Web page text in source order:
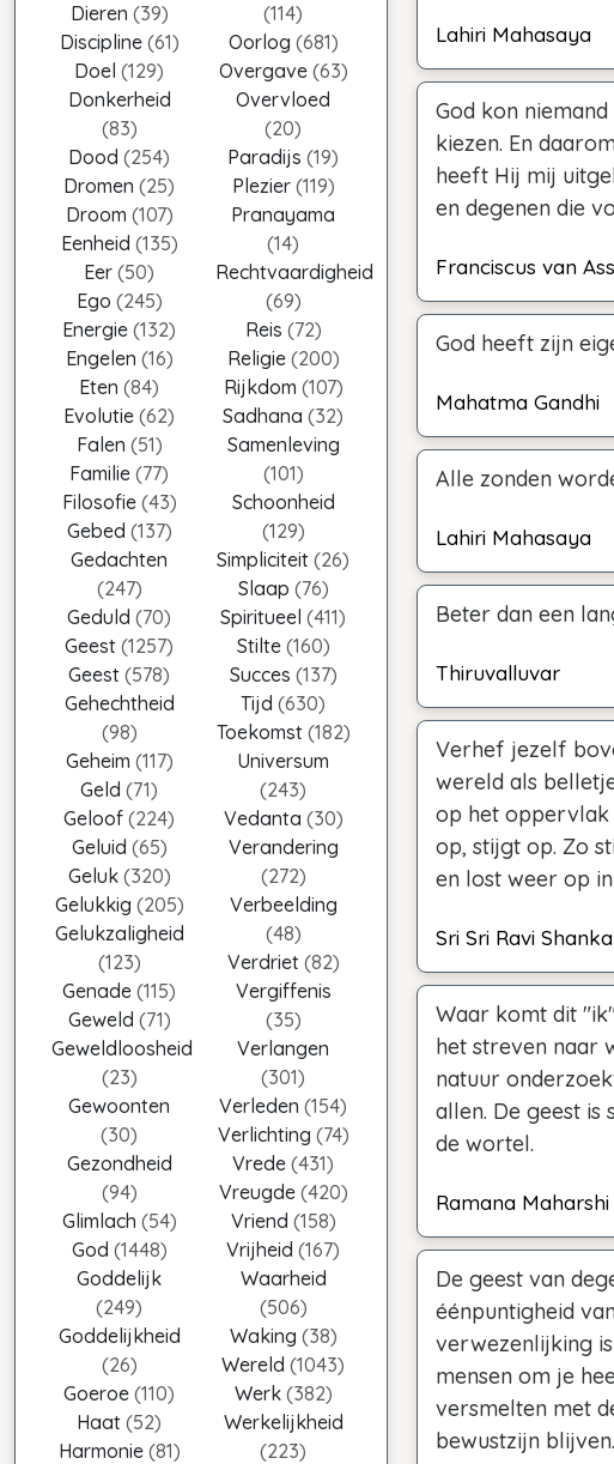
Dieren (39)
Discipline (61)
Doel (129)
Donkerheid
(83)
Dood (254)
Dromen (25)
Droom (107)
Eenheid (135)
Eer (50)
Ego (245)
Energie (132)
Engelen (16)
Eten (84)
Evolutie (62)
Falen (51)
Familie (77)
Filosofie (43)
Gebed (137)
Gedachten
(247)
Geduld (70)
Geest (1257)
Geest (578)
Gehechtheid
(98)
Geheim (117)
Geld (71)
Geloof (224)
Geluid (65)
Geluk (320)
Gelukkig (205)
Gelukzaligheid
(123)
Genade (115)
Geweld (71)
Geweldloosheid
(23)
Gewoonten
(30)
Gezondheid
(94)
Glimlach (54)
God (1448)
Goddelijk
(249)
Goddelijkheid
(26)
Goeroe (110)
Haat (52)
Harmonie (81)
(114)
Oorlog (681)
Overgave (63)
Overvloed
(20)
Paradijs (19)
Plezier (119)
Pranayama
(14)
Rechtvaardigheid
(69)
Reis (72)
Religie (200)
Rijkdom (107)
Sadhana (32)
Samenleving
(101)
Schoonheid
(129)
Simpliciteit (26)
Slaap (76)
Spiritueel (411)
Stilte (160)
Succes (137)
Tijd (630)
Toekomst (182)
Universum
(243)
Vedanta (30)
Verandering
(272)
Verbeelding
(48)
Verdriet (82)
Vergiffenis
(35)
Verlangen
(301)
Verleden (154)
Verlichting (74)
Vrede (431)
Vreugde (420)
Vriend (158)
Vrijheid (167)
Waarheid
(506)
Waking (38)
Wereld (1043)
Werk (382)
Werkelijkheid
(223)
Lahiri Mahasaya
God kon
kiezen. En
heeft Hij mij
en degenen die
Franciscus van
God heeft zijn
Mahatma Gandhi
Alle zonden
Lahiri Mahasaya
Beter dan een
Thiruvalluvar
Verhef jezelf
wereld als
op het oppervlak
op, stijgt op. Zo
en lost weer op
Sri Sri Ravi
Waar komt dit
het streven naar
natuur
allen. De geest is
de wortel.
Ramana Maharshi
De geest van
éénpuntigheid
verwezenlijking
mensen om je
versmelten met
bewustzijn blijven.